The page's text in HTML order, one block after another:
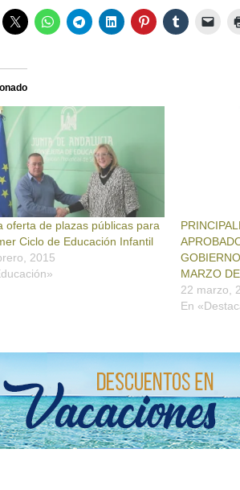
oferta de plazas públicas para
Ciclo de Educación Infantil
2015
MARZO
22 marzo,
En